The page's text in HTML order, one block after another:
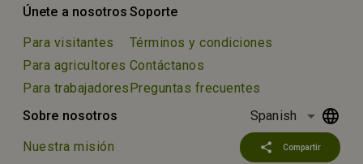
Únete a nosotros
Para visitantes
Para agricultores
Para trabajadores
Soporte
Términos y condiciones
Contáctanos
Preguntas frecuentes
Sobre nosotros
Nuestra misión
Spanish arrow_drop_down
share Compartir